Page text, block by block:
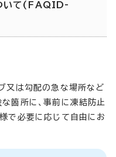
いて(FAQID-
又は勾配の急な場所など
箇所に、事前に凍結防止
で必要に応じて自由にお